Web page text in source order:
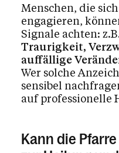
Menschen, die
engagieren,
Signale achten:
Traurigkeit,
auffällige
Wer solche
sensibel
auf professionelle
Kann die